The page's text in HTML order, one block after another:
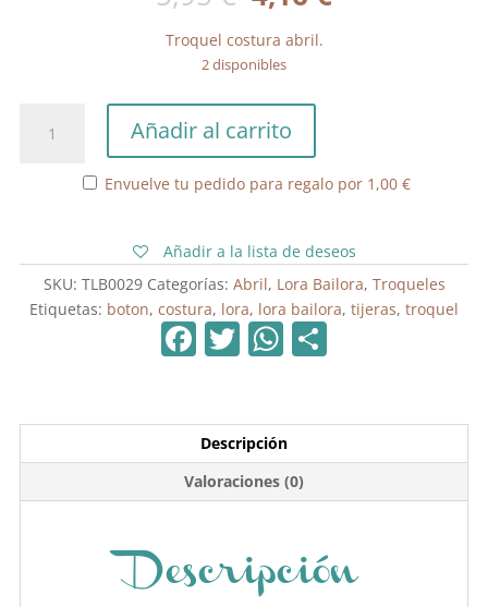
precio
original
era:
5,95 €.
Troquel costura abril.
2 disponibles
Costura
Añadir al carrito
Envuelve tu pedido para regalo por 1,00 €
Añadir a la lista de deseos
SKU: TLB0029 Categorías: Abril, Lora Bailora, Troqueles
Etiquetas: boton, costura, lora, lora bailora, tijeras, troquel
F
e
b
o
k
T
er
W
A
p
p
ar
tir
Descripción
Valoraciones (0)
Descripción